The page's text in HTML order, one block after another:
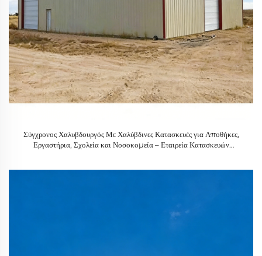
Σύγχρονος Χαλυβδουργός Με Χαλύβδινες Κατασκευές για Αποθήκες,
Εργαστήρια, Σχολεία και Νοσοκομεία – Εταιρεία Κατασκευών